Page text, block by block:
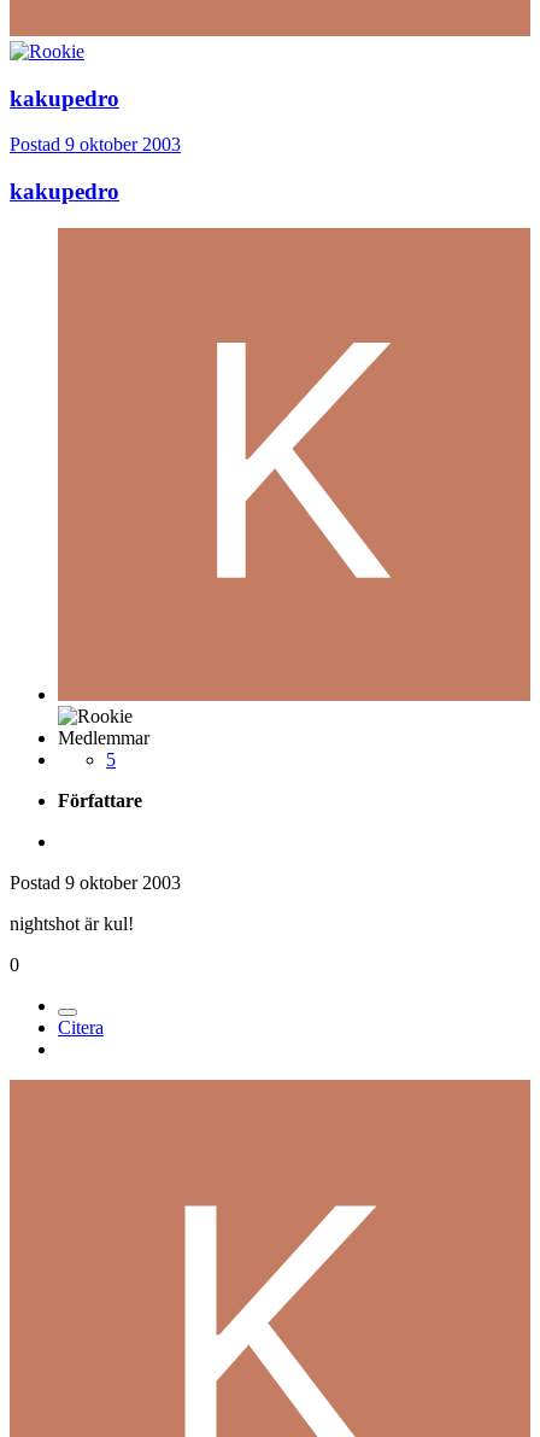
kakupedro
Postad 9 oktober 2003
kakupedro
Medlemmar
5
Författare
Postad 9 oktober 2003
nightshot är kul!
0
Citera